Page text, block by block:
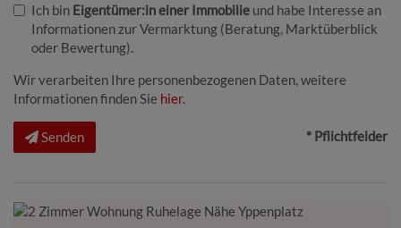
Ich bin Eigentümer:in einer Immobilie und habe Interesse an
Informationen zur Vermarktung (Beratung, Marktüberblick
oder Bewertung).
Wir verarbeiten Ihre personenbezogenen Daten, weitere
Informationen finden Sie hier.
Senden * Pflichtfelder